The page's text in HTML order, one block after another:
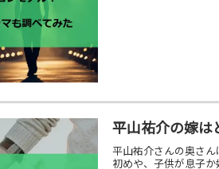
平山祐介の嫁は
平山祐介さんの奥さ
初めや、子供が息子